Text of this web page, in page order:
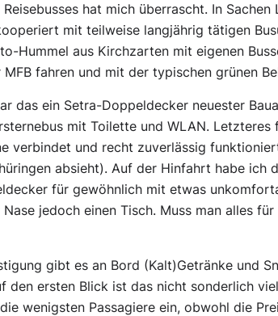
hat mich überrascht. In
mit teilweise langjährig tätigen
Hummel aus Kirchzarten mit eigenen
fahren und mit der typischen grünen
das ein Setra-Doppeldecker neuester
mit Toilette und WLAN.
verbindet und recht zuverlässig
absieht). Auf der Hinfahrt habe ich
für gewöhnlich mit etwas
jedoch einen Tisch. Muss man alles
gibt es an Bord (Kalt)Getränke und
den ersten Blick ist das nicht sonderlich
wenigsten Passagiere ein, obwohl die